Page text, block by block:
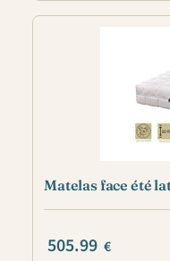
Matelas face été
505.99 €